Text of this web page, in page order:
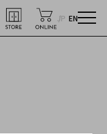
JP EN